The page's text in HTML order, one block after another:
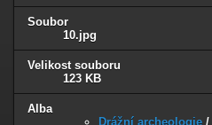
Soubor
10.jpg
Velikost souboru
123 KB
Alba
Drážní archeologie /